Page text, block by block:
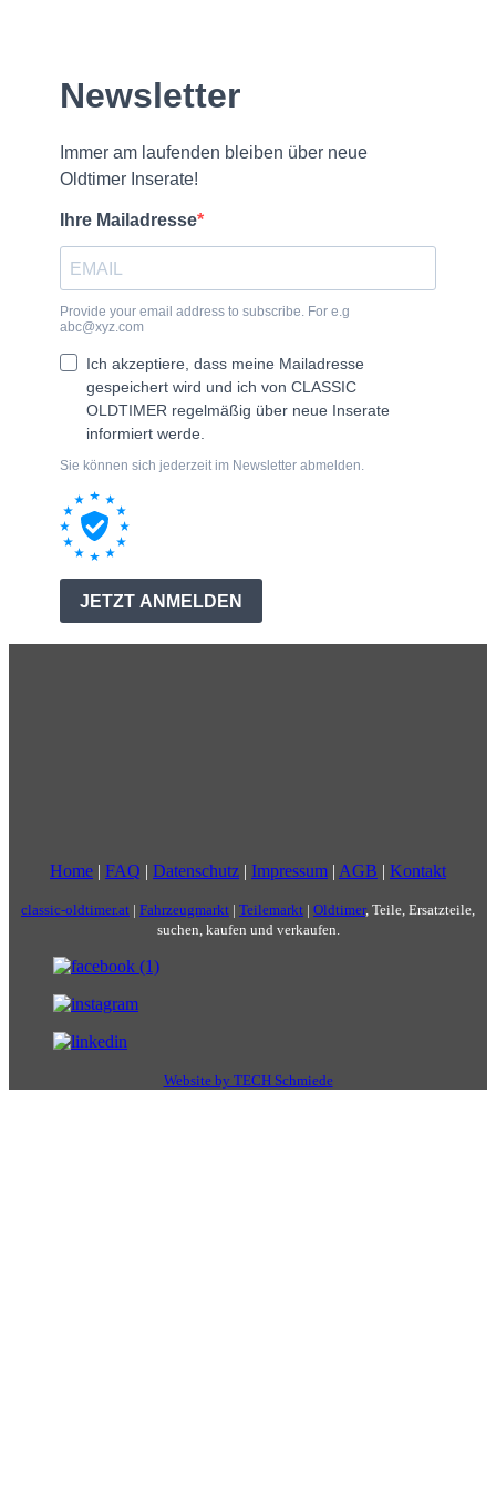
Home | FAQ | Datenschutz | Impressum | AGB | Kontakt
classic-oldtimer.at | Fahrzeugmarkt | Teilemarkt | Oldtimer, Teile, Ersatzteile,
suchen, kaufen und verkaufen.
Website by TECH Schmiede